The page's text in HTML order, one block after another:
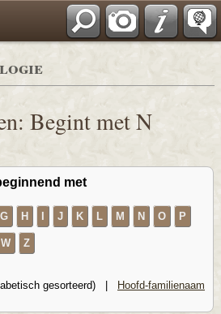
Begint met N
met
G H J K L M N O P
W Z
gesorteerd) |
Hoofd-familienaam